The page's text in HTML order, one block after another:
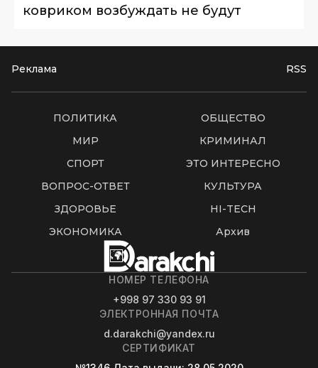
ковриком возбуждать не будут
Реклама RSS
ПОЛИТИКА
ОБЩЕСТВО
МИР
КРИМИНАЛ
СПОРТ
ЭТО ИНТЕРЕСНО
ВОПРОС-ОТВЕТ
КУЛЬТУРА
ЗДОРОВЬЕ
HI-TECH
ЭКОНОМИКА
Архив
НОМЕР ТЕЛЕФОНА
+998 97 330 93 91
ЭЛЕКТРОННАЯ ПОЧТА
d.darakchi@yandex.ru
СЕРТИФИКАТ